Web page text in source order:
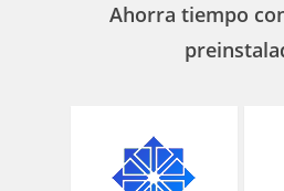
Ahorra tiempo